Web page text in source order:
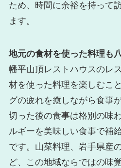
ため、時間に余裕を持って
ます。
地元の食材を使った料理も
幡平山頂レストハウスのレ
材を使った料理を楽しむこ
グの疲れを癒しながら食事
切った後の食事は格別の味
ルギーを美味しい食事で補
です。山菜料理、岩手県産
ど、この地域ならではの味